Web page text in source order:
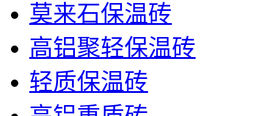
莫来石保温砖
高铝聚轻保温砖
轻质保温砖